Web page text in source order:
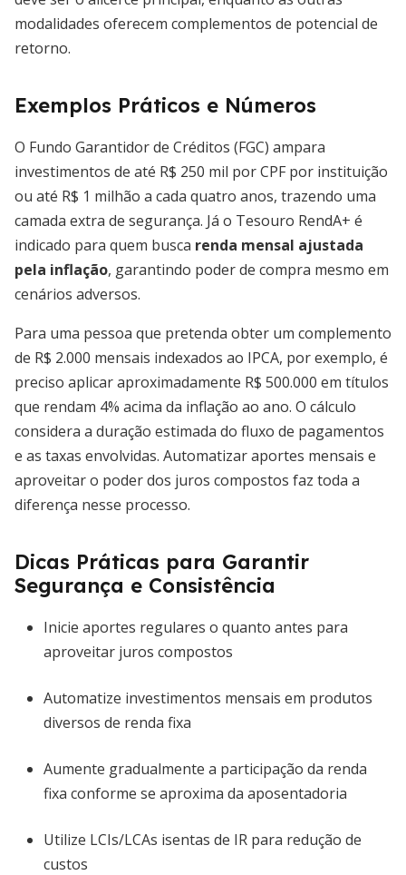
modalidades oferecem complementos de potencial de
retorno.
Exemplos Práticos e Números
O Fundo Garantidor de Créditos (FGC) ampara
investimentos de até R$ 250 mil por CPF por instituição
ou até R$ 1 milhão a cada quatro anos, trazendo uma
camada extra de segurança. Já o Tesouro RendA+ é
indicado para quem busca renda mensal ajustada
pela inflação, garantindo poder de compra mesmo em
cenários adversos.
Para uma pessoa que pretenda obter um complemento
de R$ 2.000 mensais indexados ao IPCA, por exemplo, é
preciso aplicar aproximadamente R$ 500.000 em títulos
que rendam 4% acima da inflação ao ano. O cálculo
considera a duração estimada do fluxo de pagamentos
e as taxas envolvidas. Automatizar aportes mensais e
aproveitar o poder dos juros compostos faz toda a
diferença nesse processo.
Dicas Práticas para Garantir
Segurança e Consistência
Inicie aportes regulares o quanto antes para
aproveitar juros compostos
Automatize investimentos mensais em produtos
diversos de renda fixa
Aumente gradualmente a participação da renda
fixa conforme se aproxima da aposentadoria
Utilize LCIs/LCAs isentas de IR para redução de
custos